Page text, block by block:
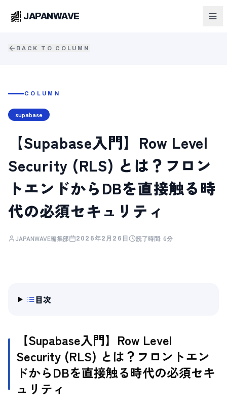
JAPANWAVE
BACK TO COLUMN
COLUMN
supabase
【Supabase入門】Row Level
Security (RLS) とは？フロン
トエンドからDBを直接触る時
代の必須セキュリティ
JAPANWAVE編集部 2026年2月26日 読了時間: 6分
目次
【Supabase入門】Row Level
Security (RLS) とは？フロントエン
ドからDBを直接触る時代の必須セキ
ュリティ